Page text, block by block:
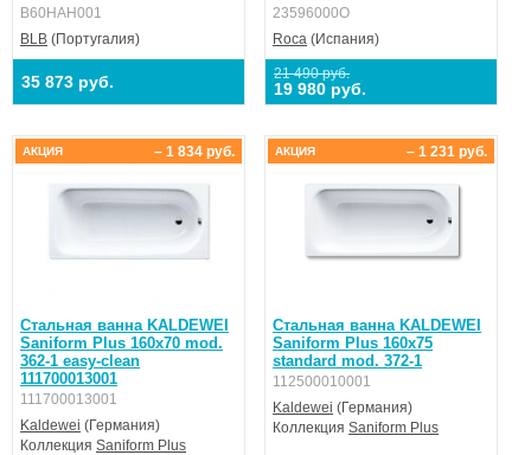
B60НАН001
BLB (Португалия)
35 873 руб.
23596000O
Roca (Испания)
21 490 руб.
19 980 руб.
Стальная ванна KALDEWEI
Saniform Plus 160x70 mod.
362-1 easy-clean
111700013001
111700013001
Kaldewei (Германия)
Коллекция Saniform Plus
– 1 834 руб.
АКЦИЯ
Стальная ванна KALDEWEI
Saniform Plus 160x75
standard mod. 372-1
112500010001
Kaldewei (Германия)
КоллекцияSaniform Plus
– 1 231 руб.
АКЦИЯ